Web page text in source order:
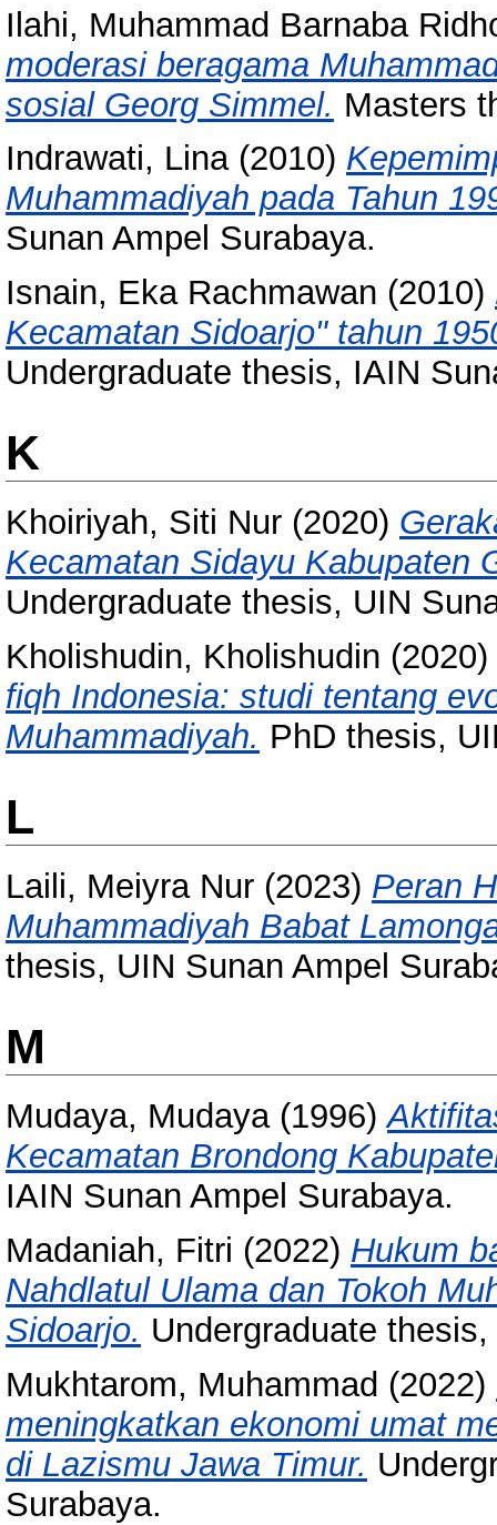
Ilahi, Muhammad Barnaba
moderasi beragama
sosial Georg Simmel. Masters
Indrawati, Lina(2010)
Muhammadiyah pada Tahun
Sunan Ampel Surabaya.
Isnain, Eka Rachmawan (2010)
Kecamatan Sidoarjo" tahun
Undergraduate thesis, IAIN
K
Khoiriyah, Siti Nur (2020)
Kecamatan Sidayu Kabupaten
Undergraduate thesis, UIN
Kholishudin, Kholishudin (2020)
fiqh Indonesia: studi tentang
Muhammadiyah. PhD thesis,
L
Laili, Meiyra Nur (2023) Peran
Muhammadiyah Babat
thesis, UIN Sunan Ampel
M
Mudaya, Mudaya(1996)
Kecamatan Brondong
IAIN Sunan Ampel Surabaya.
Madaniah, Fitri (2022) Hukum
Nahdlatul Ulama dan Tokoh
Sidoarjo. Undergraduate
Mukhtarom, Muhammad (2022)
meningkatkan ekonomi umat
di Lazismu Jawa Timur.
Surabaya.